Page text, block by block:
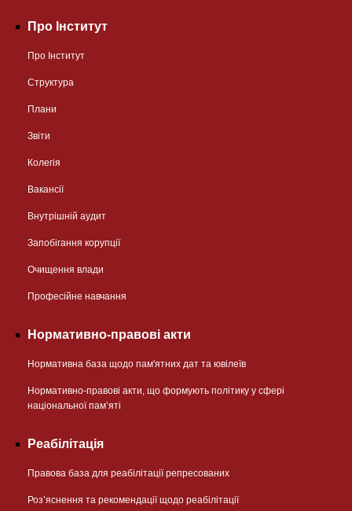
Про Інститут
Про Інститут
Структура
Плани
Звіти
Колегія
Вакансії
Внутрішній аудит
Запобігання корупції
Очищення влади
Професійне навчання
Нормативно-правові акти
Нормативна база щодо пам'ятних дат та ювілеїв
Нормативно-правові акти, що формують політику у сфері
національної памʼяті
Реабілітація
Правова база для реабілітації репресованих
Розʼяснення та рекомендації щодо реабілітації